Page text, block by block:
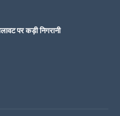
पर कड़ी निगरानी